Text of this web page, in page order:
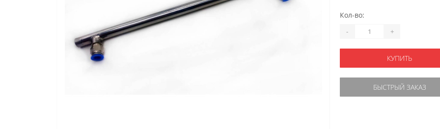
Кол-во:
- +
КУПИТЬ
БЫСТРЫЙ ЗАКАЗ